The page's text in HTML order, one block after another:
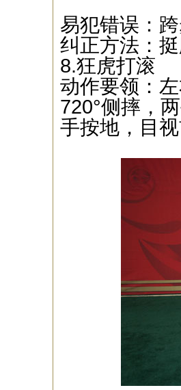
易犯错误：
纠正方法：
8.狂虎打滚
动作要领：
720°侧摔，
手按地，目